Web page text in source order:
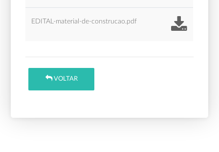
EDITAL-material-de-construcao.pdf
VOLTAR